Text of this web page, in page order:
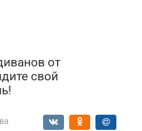
от
свой